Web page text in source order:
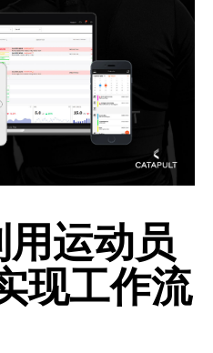
用运动员
现工作流